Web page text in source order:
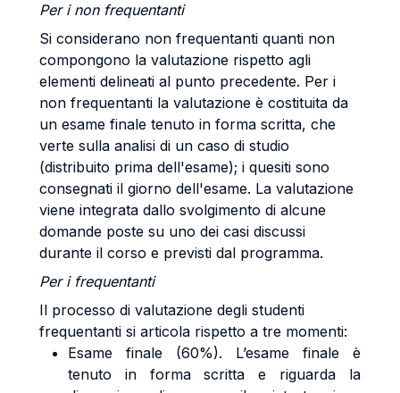
Per i non frequentanti
Si considerano non frequentanti quanti non
compongono la valutazione rispetto agli
elementi delineati al punto precedente. Per i
non frequentanti la valutazione è costituita da
un esame finale tenuto in forma scritta, che
verte sulla analisi di un caso di studio
(distribuito prima dell'esame); i quesiti sono
consegnati il giorno dell'esame. La valutazione
viene integrata dallo svolgimento di alcune
domande poste su uno dei casi discussi
durante il corso e previsti dal programma.
Per i frequentanti
Il processo di valutazione degli studenti
frequentanti si articola rispetto a tre momenti:
Esame finale (60%). L’esame finale è
tenuto in forma scritta e riguarda la